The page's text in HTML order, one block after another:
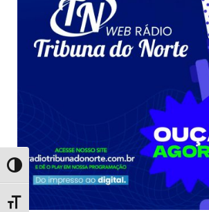
Toggle High Contrast
Toggle Font size